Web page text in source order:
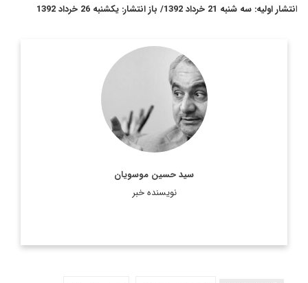
انتشار اولیه: سه شنبه 21 خرداد 1392/ باز انتشار: یکشنبه 26 خرداد 1392
سید حسین موسویان
نویسنده خبر
سیّد حسین موسویاندیپلمات، مذاکره‌کنندهٔ ارشد هسته‌ای سابق و
از اعضای مؤسس حزب اعتدال و توسعه است. وی هم‌اکنون در
دانشگاه پرینستون به عنوان پژوهشگر فعالیت می‌کند. موسویان در
اطلاعات بیشتر